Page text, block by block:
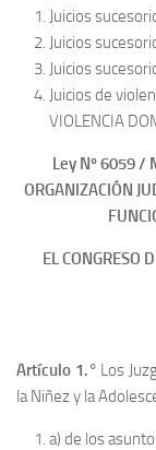
Juicios
Juicios
Juicios
Juicios de
VIOLENCIA
Ley Nº 6059 /
ORGANIZACIÓN
EL CONGRESO
Artículo 1.° Los
la Niñez y la
a) de los